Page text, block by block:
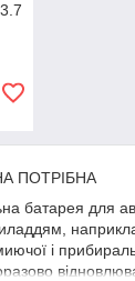
ПОТРІБНА
батарея для
і